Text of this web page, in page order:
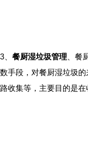
3、 餐厨湿垃圾管理 、
数手段，对餐厨湿垃圾
路收集等，主要目的是